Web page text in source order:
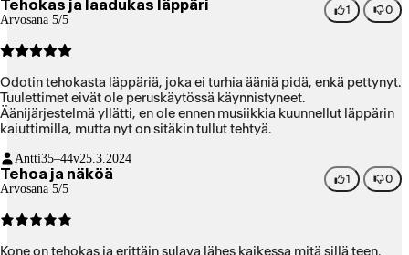
vaivattomasti. Tosin uuden koneen Applen oman sirun vuoksi
jouduin asentamaan osan Adoben ohjelmista uudelleen. Sama
Markkinointi- ja media-alan ammattilaisena olen tottunut
kehittyvät ammattilaisohjelmat vaativat yhä enemmän resursseja
vuosien varrella: niin kuin tässäkin tapauksessa. Ostoksen laatu- ja
hintataso ovat kohdillaan.
Tehokas ja laadukas läppäri
Arvosana 5/5
1 0
Odotin tehokasta läppäriä, joka ei turhia ääniä pidä, enkä pettynyt.
Tuulettimet eivät ole peruskäytössä käynnistyneet.
Äänijärjestelmä yllätti, en ole ennen musiikkia kuunnellut läppärin
kaiuttimilla, mutta nyt on sitäkin tullut tehtyä.
Antti35–44v25.3.2024
Tehoa ja näköä
Arvosana 5/5
1 0
Kone on tehokas ja erittäin sulava lähes kaikessa mitä sillä teen.